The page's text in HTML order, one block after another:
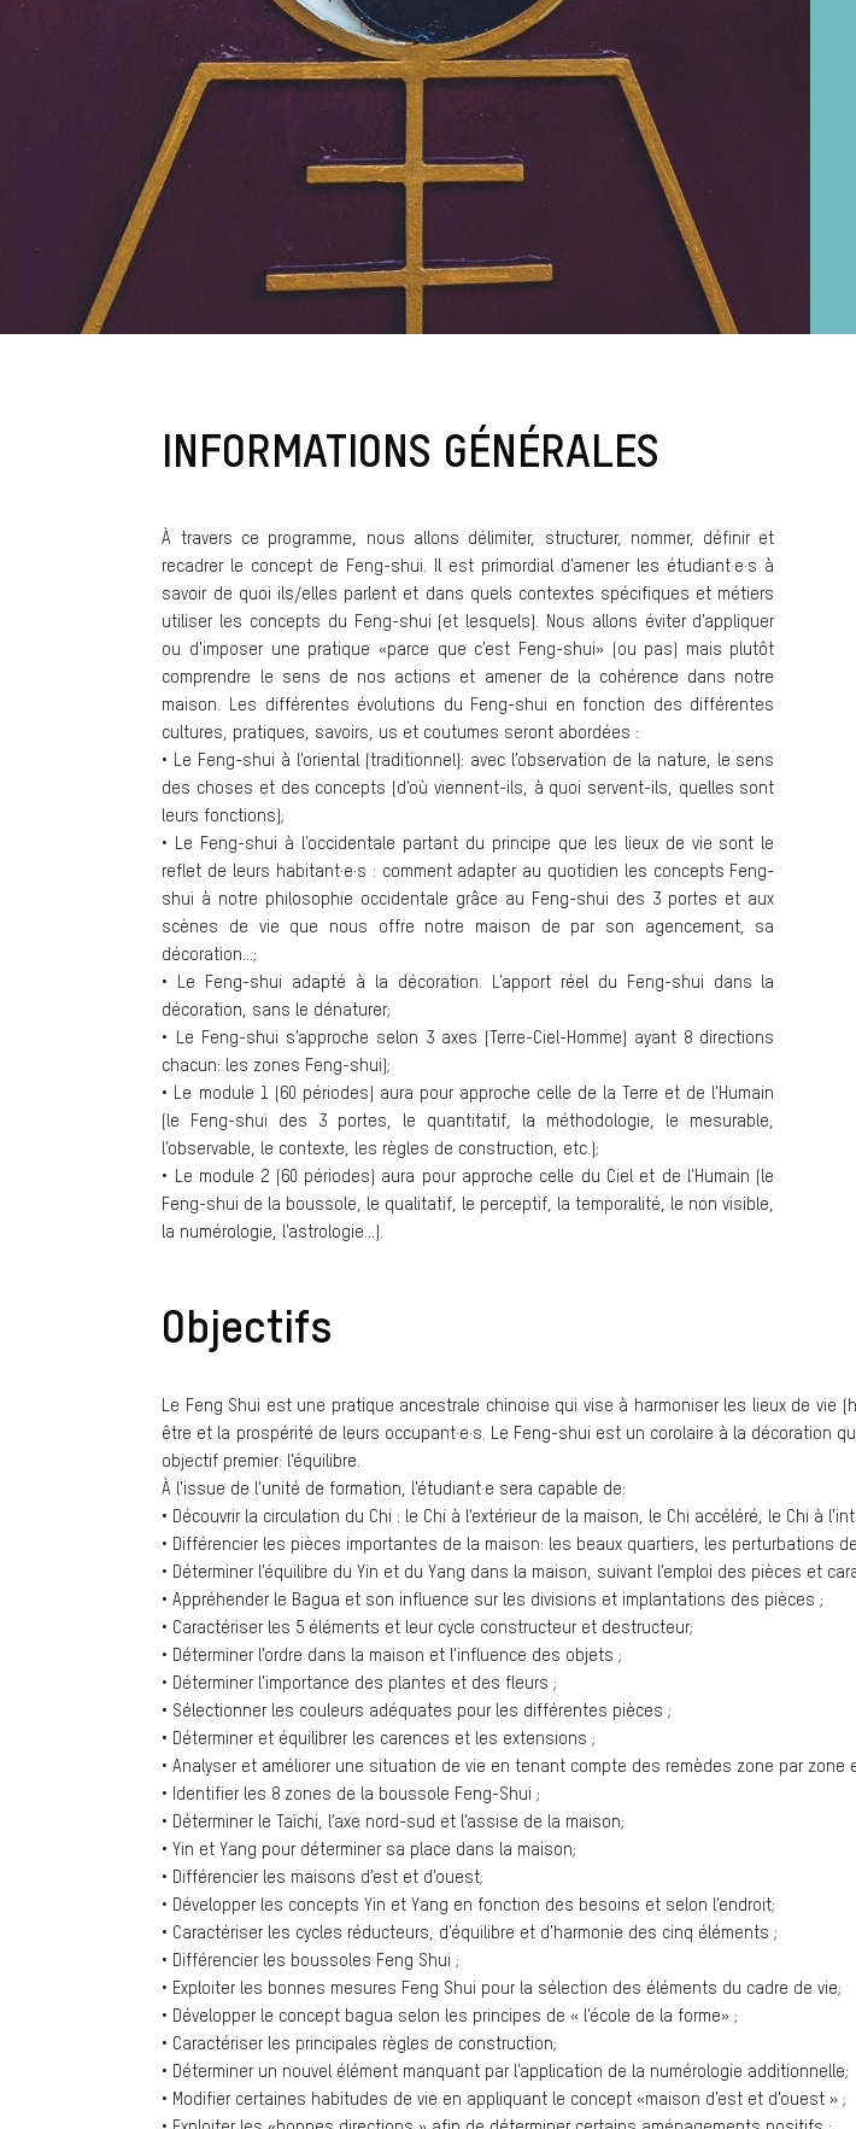
INFORMATIONS GÉNÉRALES
À travers ce programme, nous allons délimiter, structurer, nommer, définir et
recadrer le concept de Feng-shui. Il est primordial d’amener les étudiant·e·s à
savoir de quoi ils/elles parlent et dans quels contextes spécifiques et métiers
utiliser les concepts du Feng-shui (et lesquels). Nous allons éviter d’appliquer
ou d’imposer une pratique «parce que c’est Feng-shui» (ou pas) mais plutôt
comprendre le sens de nos actions et amener de la cohérence dans notre
maison. Les différentes évolutions du Feng-shui en fonction des différentes
cultures, pratiques, savoirs, us et coutumes seront abordées :
• Le Feng-shui à l’oriental (traditionnel): avec l’observation de la nature, le sens
des choses et des concepts (d’où viennent-ils, à quoi servent-ils, quelles sont
leurs fonctions);
• Le Feng-shui à l’occidentale partant du principe que les lieux de vie sont le
reflet de leurs habitant·e·s : comment adapter au quotidien les concepts Feng-
shui à notre philosophie occidentale grâce au Feng-shui des 3 portes et aux
scènes de vie que nous offre notre maison de par son agencement, sa
décoration…;
• Le Feng-shui adapté à la décoration. L’apport réel du Feng-shui dans la
décoration, sans le dénaturer;
• Le Feng-shui s’approche selon 3 axes (Terre-Ciel-Homme) ayant 8 directions
chacun: les zones Feng-shui);
• Le module 1 (60 périodes) aura pour approche celle de la Terre et de l’Humain
(le Feng-shui des 3 portes, le quantitatif, la méthodologie, le mesurable,
l’observable, le contexte, les règles de construction, etc.);
• Le module 2 (60 périodes) aura pour approche celle du Ciel et de l’Humain (le
Feng-shui de la boussole, le qualitatif, le perceptif, la temporalité, le non visible,
la numérologie, l’astrologie…).
Objectifs
Le Feng Shui est une pratique ancestrale chinoise qui vise à harmoniser les lieux de
être et la prospérité de leurs occupant·e·s. Le Feng-shui est un corolaire à la décoration
objectif premier: l’équilibre.
À l’issue de l’unité de formation, l’étudiant·e sera capable de:
• Découvrir la circulation du Chi : le Chi à l’extérieur de la maison, le Chi accéléré, le Chi à
• Différencier les pièces importantes de la maison: les beaux quartiers, les perturbations
• Déterminer l’équilibre du Yin et du Yang dans la maison, suivant l’emploi des pièces et
• Appréhender le Bagua et son influence sur les divisions et implantations des pièces ;
• Caractériser les 5 éléments et leur cycle constructeur et destructeur;
• Déterminer l’ordre dans la maison et l’influence des objets ;
• Déterminer l’importance des plantes et des fleurs ;
• Sélectionner les couleurs adéquates pour les différentes pièces ;
• Déterminer et équilibrer les carences et les extensions ;
• Analyser et améliorer une situation de vie en tenant compte des remèdes zone par
• Identifier les 8 zones de la boussole Feng-Shui ;
• Déterminer le Taïchi, l’axe nord-sud et l’assise de la maison;
• Yin et Yang pour déterminer sa place dans la maison;
• Différencier les maisons d’est et d’ouest;
• Développer les concepts Yin et Yang en fonction des besoins et selon l’endroit;
• Caractériser les cycles réducteurs, d’équilibre et d’harmonie des cinq éléments ;
• Différencier les boussoles Feng Shui ;
• Exploiter les bonnes mesures Feng Shui pour la sélection des éléments du cadre de vie;
• Développer le concept bagua selon les principes de « l’école de la forme» ;
• Caractériser les principales règles de construction;
• Déterminer un nouvel élément manquant par l’application de la numérologie additionnelle;
• Modifier certaines habitudes de vie en appliquant le concept «maison d’est et d’ouest » ;